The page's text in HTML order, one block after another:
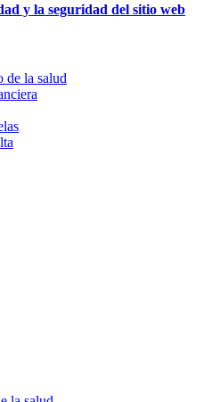
y la seguridad del sitio web
de la salud